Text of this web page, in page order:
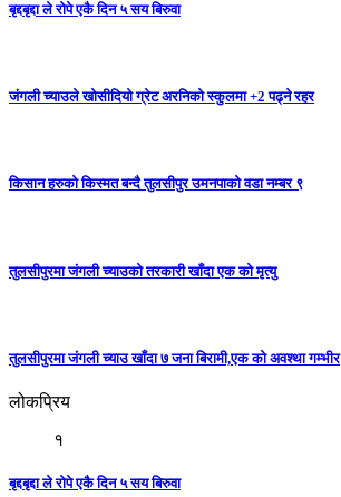
बृद्दबृद्दा ले रोपे एकै दिन ५ सय बिरुवा
जंगली च्याउले खोसीदियो ग्रेट अरनिको स्कुलमा +2 पढ्ने रहर
किसान हरुको किस्मत बन्दै तुलसीपुर उमनपाको वडा नम्बर ९
तुलसीपुरमा जंगली च्याउको तरकारी खाँदा एक को मृत्यु
तुलसीपुरमा जंगली च्याउ खाँदा ७ जना बिरामी,एक को अवश्था गम्भीर
लोकप्रिय
१
बृद्दबृद्दा ले रोपे एकै दिन ५ सय बिरुवा